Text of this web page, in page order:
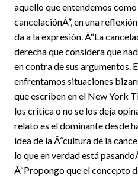
aquello que entendemos
cancelaciónÂ”, en una
da a la expresión. Â“La
derecha que considera que
en contra de sus argumentos.
enfrentamos situaciones
que escriben en el New York
los critica o no se los deja
relato es el dominante desde
idea de la Â“cultura de la
lo que en verdad está
Â“Propongo que el concepto